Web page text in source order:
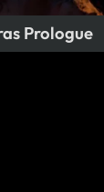
Prologue